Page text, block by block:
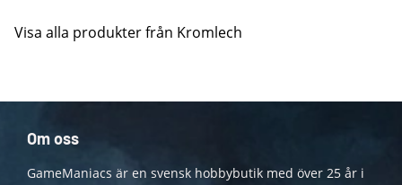
Visa alla produkter från Kromlech
Om oss
GameManiacs är en svensk hobbybutik med över 25 år i